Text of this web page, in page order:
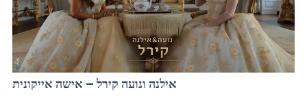
אילנה ונועה קירל – אישה אייקונית